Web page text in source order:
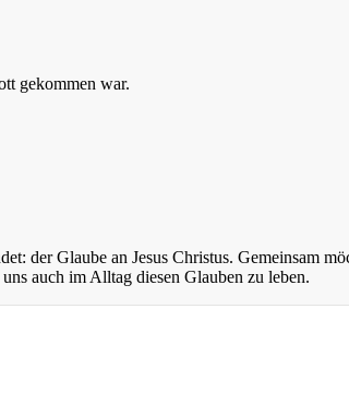
gekommen war.
der Glaube an Jesus Christus. Gemeinsam
auch im Alltag diesen Glauben zu leben.